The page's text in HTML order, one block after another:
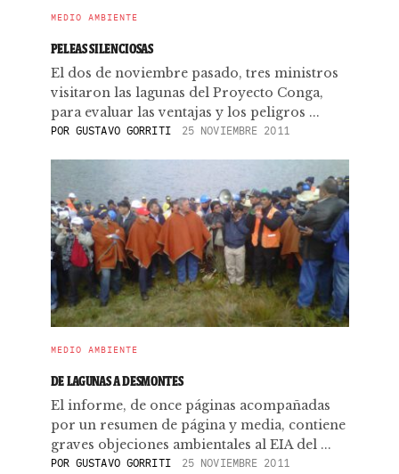
MEDIO AMBIENTE
PELEAS SILENCIOSAS
El dos de noviembre pasado, tres ministros
visitaron las lagunas del Proyecto Conga,
para evaluar las ventajas y los peligros ...
POR GUSTAVO GORRITI 25 NOVIEMBRE 2011
MEDIO AMBIENTE
DE LAGUNAS A DESMONTES
El informe, de once páginas acompañadas
por un resumen de página y media, contiene
graves objeciones ambientales al EIA del ...
POR GUSTAVO GORRITI 25 NOVIEMBRE 2011